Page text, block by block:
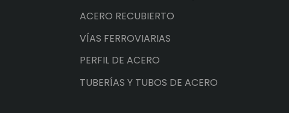
A759 CR175
ACERO RECUBIERTO
VÍAS FERROVIARIAS
PERFIL DE ACERO
TUBERÍAS Y TUBOS DE ACERO